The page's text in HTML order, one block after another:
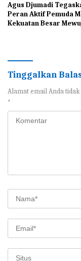
Agus Djumadi
Peran Aktif Pemuda
Kekuatan Besar
Tinggalkan
Alamat email Anda
*